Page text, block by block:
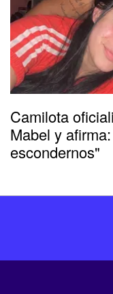
Camilota
Mabel y
escondernos"